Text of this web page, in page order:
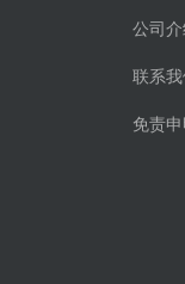
公司
联系
免责